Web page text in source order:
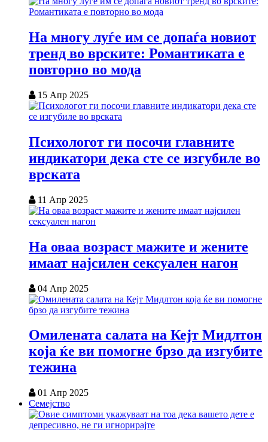
На многу луѓе им се допаѓа новиот
тренд во врските: Романтиката е
повторно во мода
15 Апр 2025
Психологот ги посочи главните
индикатори дека сте се изгубиле во
врската
11 Апр 2025
На оваа возраст мажите и жените
имаат најсилен сексуален нагон
04 Апр 2025
Омилената салата на Кејт Мидлтон
која ќе ви помогне брзо да изгубите
тежина
01 Апр 2025
Семејство